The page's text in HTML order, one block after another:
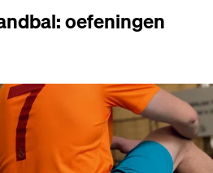
oefeningen